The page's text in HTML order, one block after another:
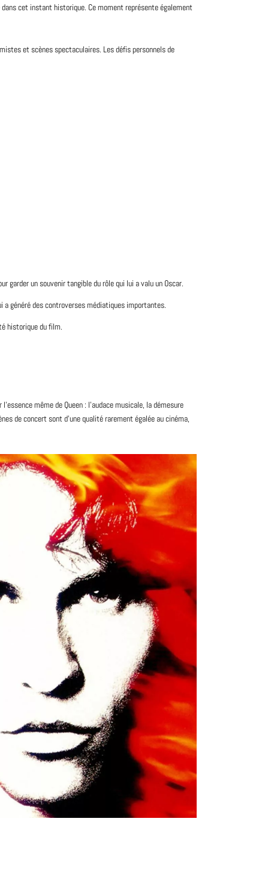
cet instant historique. Ce moment représente également
et scènes spectaculaires. Les défis personnels de
garder un souvenir tangible du rôle qui lui a valu un Oscar.
généré des controverses médiatiques importantes.
historique du film.
même de Queen : l’audace musicale, la démesure
de concert sont d’une qualité rarement égalée au cinéma,